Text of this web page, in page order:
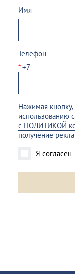
Имя
Телефон
*+7
Нажимая
использованию
с ПОЛИТИКОЙ
получение
Я согласен